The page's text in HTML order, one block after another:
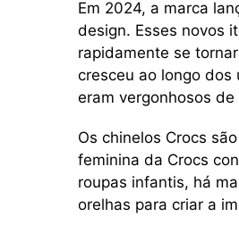
Em 2024, a marca
design. Esses novos
rapidamente se
cresceu ao longo
eram vergonhosos
Os chinelos Crocs
feminina da Crocs
roupas infantis, há
orelhas para criar a